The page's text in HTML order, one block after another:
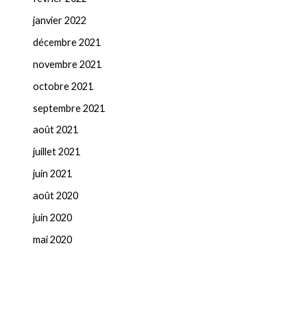
janvier 2022
décembre 2021
novembre 2021
octobre 2021
septembre 2021
août 2021
juillet 2021
juin 2021
août 2020
juin 2020
mai 2020